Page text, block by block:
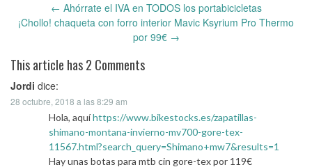
Post
← Ahórrate el IVA en TODOS los portabicicletas
¡Chollo! chaqueta con forro interior Mavic Ksyrium Pro Thermo
por 99€ →
This article has 2 Comments
Jordi dice:
28 octubre, 2018 a las 8:29 am
Hola, aquíhttps://www.bikestocks.es/zapatillas-
shimano-montana-invierno-mv700-gore-tex-
11567.html?search_query=Shimano+mw7&results=1
Hay unas botas para mtb cin gore-tex por 119€